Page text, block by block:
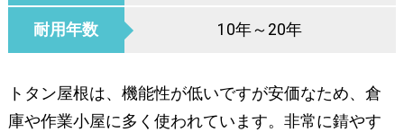
耐用年数 10年～20年
トタン屋根は、機能性が低いですが安価なため、倉
庫や作業小屋に多く使われています。非常に錆やす